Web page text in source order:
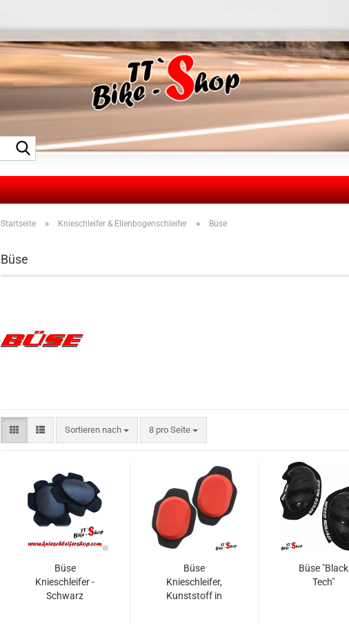
Suche...
Startseite » Knieschleifer & Ellenbogenschleifer » Büse
Büse
Sortieren nach
Sortieren nach 8 pro Seite
pro Seite
Büse
Knieschleifer -
Schwarz
Büse
Knieschleifer,
Kunststoff in
Büse "Black
Tech"